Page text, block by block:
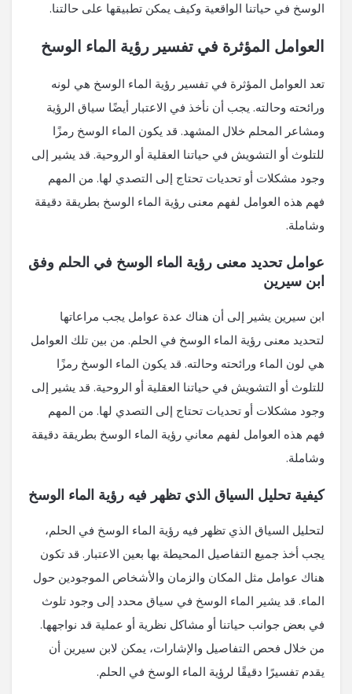
الوسخ في حياتنا الواقعية وكيف يمكن تطبيقها على حالتنا.
العوامل المؤثرة في تفسير رؤية الماء الوسخ
تعد العوامل المؤثرة في تفسير رؤية الماء الوسخ هي لونه
ورائحته وحالته. يجب أن نأخذ في الاعتبار أيضًا سياق الرؤية
ومشاعر المحلم خلال المشهد. قد يكون الماء الوسخ رمزًا
للتلوث أو التشويش في حياتنا العقلية أو الروحية. قد يشير إلى
وجود مشكلات أو تحديات تحتاج إلى التصدي لها. من المهم
فهم هذه العوامل لفهم معنى رؤية الماء الوسخ بطريقة دقيقة
وشاملة.
عوامل تحديد معنى رؤية الماء الوسخ في الحلم وفق
ابن سيرين
ابن سيرين يشير إلى أن هناك عدة عوامل يجب مراعاتها
لتحديد معنى رؤية الماء الوسخ في الحلم. من بين تلك العوامل
هي لون الماء ورائحته وحالته. قد يكون الماء الوسخ رمزًا
للتلوث أو التشويش في حياتنا العقلية أو الروحية. قد يشير إلى
وجود مشكلات أو تحديات تحتاج إلى التصدي لها. من المهم
فهم هذه العوامل لفهم معاني رؤية الماء الوسخ بطريقة دقيقة
وشاملة.
كيفية تحليل السياق الذي تظهر فيه رؤية الماء الوسخ
لتحليل السياق الذي تظهر فيه رؤية الماء الوسخ في الحلم،
يجب أخذ جميع التفاصيل المحيطة بها بعين الاعتبار. قد تكون
هناك عوامل مثل المكان والزمان والأشخاص الموجودين حول
الماء. قد يشير الماء الوسخ في سياق محدد إلى وجود تلوث
في بعض جوانب حياتنا أو مشاكل نظرية أو عملية قد نواجهها.
من خلال فحص التفاصيل والإشارات، يمكن لابن سيرين أن
يقدم تفسيرًا دقيقًا لرؤية الماء الوسخ في الحلم.